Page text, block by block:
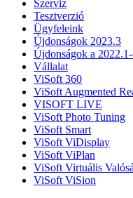
Szerviz
Tesztverzió
Ügyfeleink
Újdonságok 2023.3
Újdonságok a
Vállalat
ViSoft 360
ViSoft Augmented
VISOFT LIVE
ViSoft Photo Tuning
ViSoft Smart
ViSoft ViDisplay
ViSoft ViPlan
ViSoft Virtuális
ViSoft ViSion